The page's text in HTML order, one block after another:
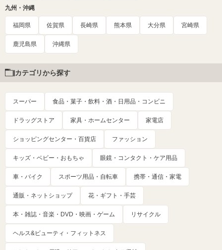
九州・沖縄
福岡県 佐賀県 長崎県 熊本県 大分県 宮崎県
鹿児島県 沖縄県
カテゴリから探す
スーパー 食品・菓子・飲料・酒・日用品・コンビニ
ドラッグストア 家具・ホームセンター 家電店
ショッピングセンター・百貨店 ファッション
キッズ・ベビー・おもちゃ 眼鏡・コンタクト・ケア用品
車・バイク スポーツ用品・自転車 携帯・通信・家電
通販・ネットショップ 花・ギフト・手芸
本・雑誌・音楽・DVD・映画・ゲーム リサイクル
ヘルス&ビューティ・フィットネス